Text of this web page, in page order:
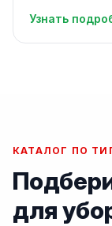
Узнать
КАТАЛОГ ПО
для